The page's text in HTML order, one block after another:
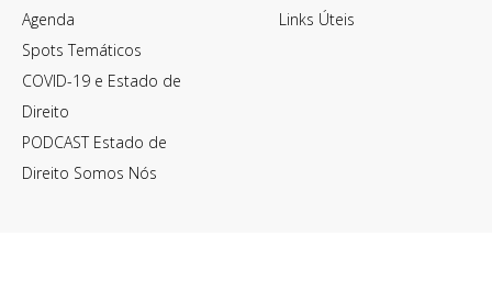
Agenda
Spots Temáticos
COVID-19 e Estado de
Direito
PODCAST Estado de
Direito Somos Nós
Links Úteis